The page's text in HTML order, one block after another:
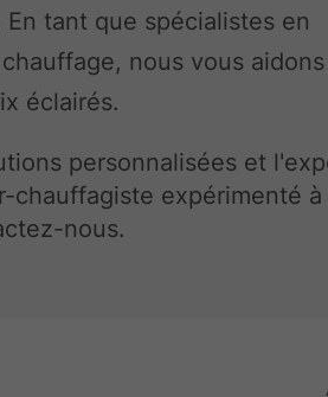
tant que spécialistes en
nous vous aidons
éclairés.
personnalisées et
chauffagiste expérimenté à
nous.